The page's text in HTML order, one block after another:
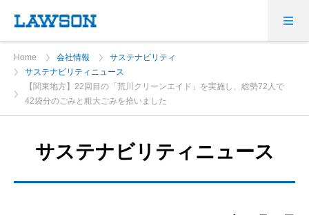
Home 会社情報
サステナビリティ
サステナビリティニュース
【関東地方】22回目の「荒川クリーンエイド」を実施し、総勢72人で
42袋分のごみと粗大ごみを拾いました
サステナビリティニュース